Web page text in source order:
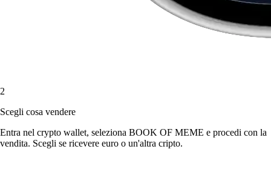
2
Scegli cosa vendere
Entra nel crypto wallet, seleziona BOOK OF MEME e procedi con la
vendita. Scegli se ricevere euro o un'altra cripto.